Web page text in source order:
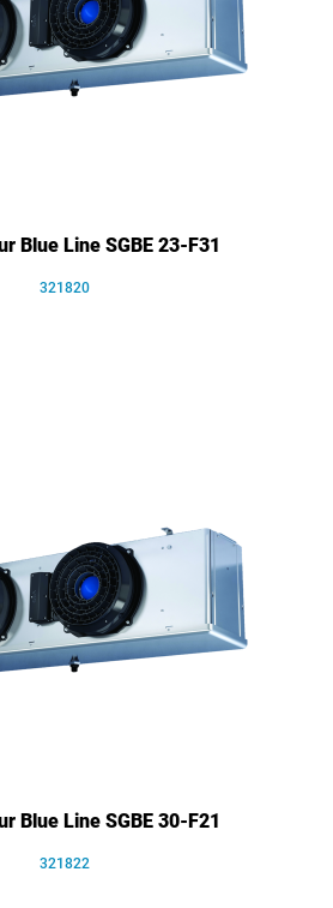
Blue Line SGBE 23-F31
321820
Blue Line SGBE 30-F21
321822